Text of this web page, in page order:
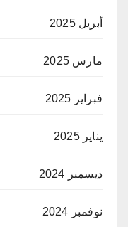
أبريل 2025
مارس 2025
فبراير 2025
يناير 2025
ديسمبر 2024
نوفمبر 2024